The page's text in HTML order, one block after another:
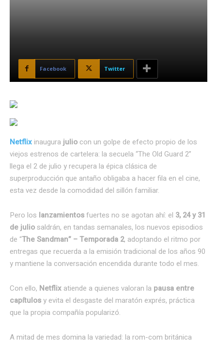
Facebook Twitter
Netflix inaugura julio con un golpe de efecto propio de los
viejos estrenos de cartelera: la secuela “The Old Guard 2”
llega el 2 de julio y recupera la épica clásica de
superproducción que antaño obligaba a hacer fila en el cine,
esta vez desde la comodidad del sillón familiar.
Pero los lanzamientosfuertes no se agotan ahí: el 3, 24 y 31
de juliosaldrán, en tandas semanales, los nuevos episodios
de “The Sandman” – Temporada 2, adoptando el ritmo por
entregas que recuerda a la emisión tradicional de los años 90
y mantiene la conversación encendida durante todo el mes.
Con ello, Netflix atiende a quienes valoran la pausa entre
capítulosy evita el desgaste del maratón exprés, práctica
que la propia compañía popularizó.
A mitad de mes domina la variedad: la rom-com británica